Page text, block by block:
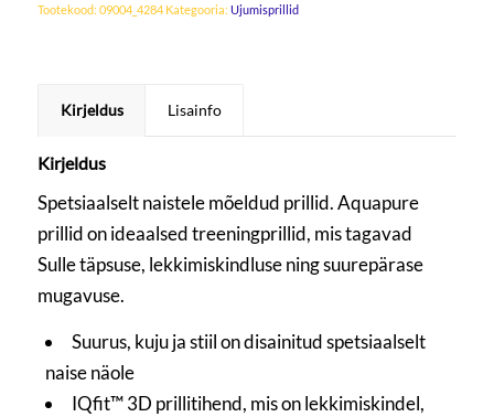
Tootekood: 09004_4284 Kategooria: Ujumisprillid
Kirjeldus Lisainfo
Kirjeldus
Spetsiaalselt naistele mõeldud prillid. Aquapure
prillid on ideaalsed treeningprillid, mis tagavad
Sulle täpsuse, lekkimiskindluse ning suurepärase
mugavuse.
Suurus, kuju ja stiil on disainitud spetsiaalselt
naise näole
IQfit™ 3D prillitihend, mis on lekkimiskindel,